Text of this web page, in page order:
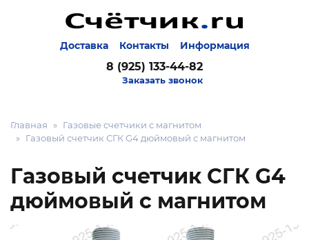
Доставка Контакты Информация
8 (925) 133-44-82
Заказать звонок
Главная
Газовые счетчики с магнитом
Газовый счетчик СГК G4 дюймовый с магнитом
Газовый счетчик СГК G4
дюймовый с магнитом